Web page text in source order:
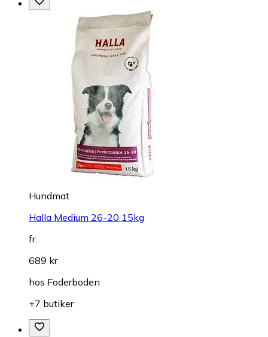
Hundmat
Halla Medium 26-20 15kg
fr.
689 kr
hos Foderboden
+7 butiker